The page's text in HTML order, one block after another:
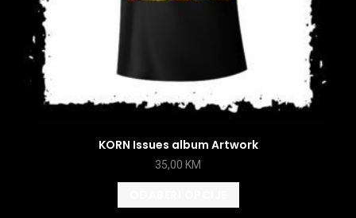
KORN Issues album Artwork
35,00 KM